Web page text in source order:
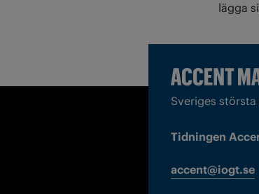
lägga
Sveriges
Tidningen
accent@iogt.se